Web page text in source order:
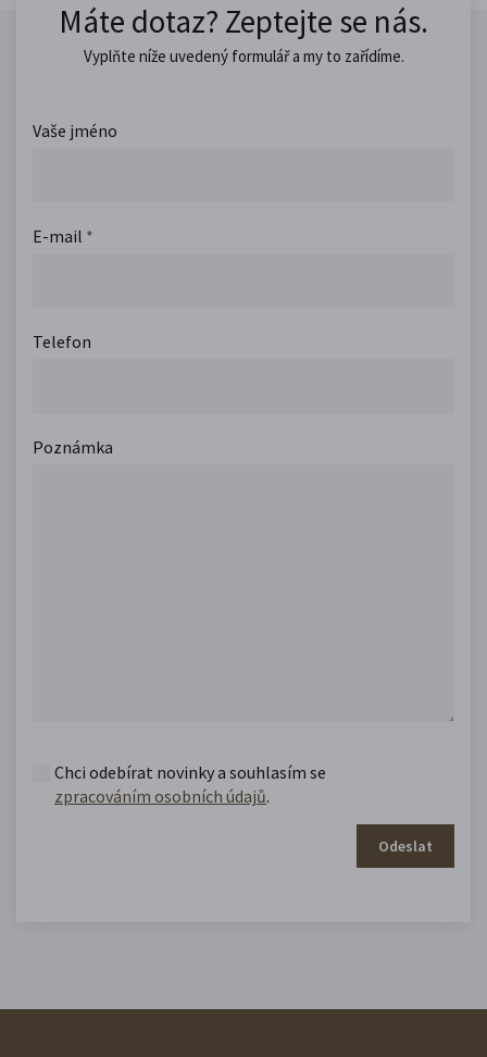
Máte dotaz? Zeptejte se nás.
Vyplňte níže uvedený formulář a my to zařídíme.
Vaše jméno
E-mail *
Telefon
Poznámka
Chci odebírat novinky a souhlasím se
zpracováním osobních údajů.
Odeslat